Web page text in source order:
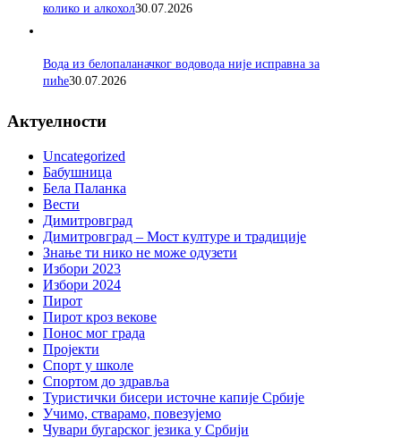
колико и алкохол30.07.2026
Вода из белопаланачког водовода није исправна за
пиће30.07.2026
Актуелности
Uncategorized
Бабушница
Бела Паланка
Вести
Димитровград
Димитровград – Мост културе и традиције
Знање ти нико не може одузети
Избори 2023
Избори 2024
Пирот
Пирот кроз векове
Понос мог града
Пројекти
Спорт у школе
Спортом до здравља
Туристички бисери источне капије Србије
Учимо, стварамо, повезујемо
Чувари бугарског језика у Србији